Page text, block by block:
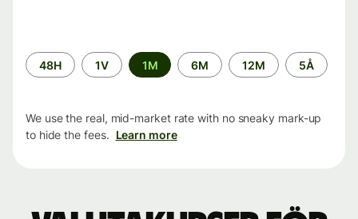
Time
period
48H 1V 1M 6M 12M 5Å
We use the real, mid-market rate with no sneaky mark-up
to hide the fees. Learn more